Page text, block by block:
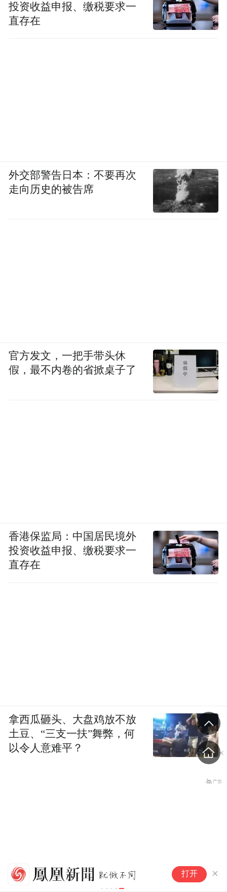
打开
投资收益申报、缴税要求一
直存在
外交部警告日本：不要再次
走向历史的被告席
官方发文，一把手带头休
假，最不内卷的省掀桌子了
香港保监局：中国居民境外
投资收益申报、缴税要求一
直存在
拿西瓜砸头、大盘鸡放不放
土豆、“三支一扶”舞弊，何
以令人意难平？